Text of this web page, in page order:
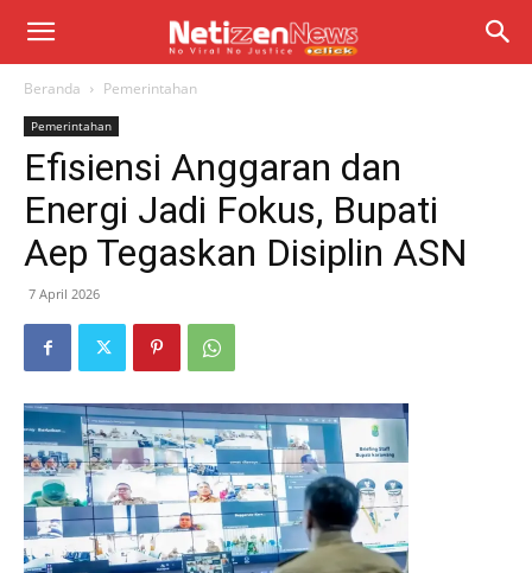
Beranda Pemerintahan
Pemerintahan
Efisiensi Anggaran dan
Energi Jadi Fokus, Bupati
Aep Tegaskan Disiplin ASN
7 April 2026